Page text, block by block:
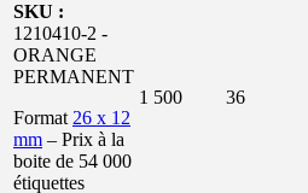
SKU :
1210410-2 -
ORANGE
PERMANENT
Format 26 x 12
mm – Prix à la
boite de 54 000
étiquettes
1 500 36